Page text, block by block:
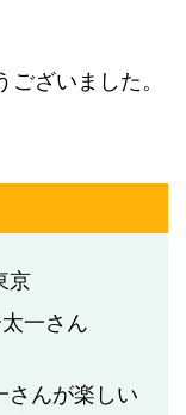
ざいました。
京
一さん
さんが楽しい